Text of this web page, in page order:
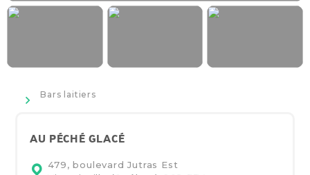
>
Bars laitiers
AU PÉCHÉ GLACÉ
479, boulevard Jutras Est